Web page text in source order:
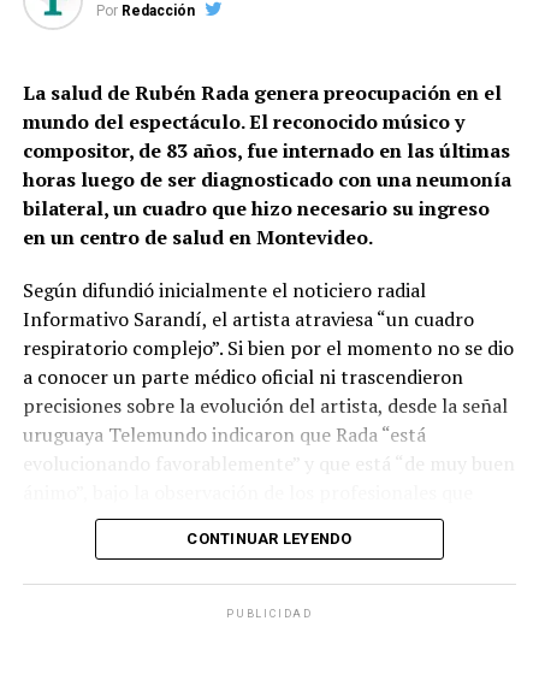
Por Redacción
La salud de Rubén Rada genera preocupación en el
mundo del espectáculo. El reconocido músico y
compositor, de 83 años, fue internado en las últimas
horas luego de ser diagnosticado con una neumonía
bilateral, un cuadro que hizo necesario su ingreso
en un centro de salud en Montevideo.
Según difundió inicialmente el noticiero radial
Informativo Sarandí, el artista atraviesa “un cuadro
respiratorio complejo”. Si bien por el momento no se dio
a conocer un parte médico oficial ni trascendieron
precisiones sobre la evolución del artista, desde la señal
uruguaya Telemundo indicaron que Rada “está
evolucionando favorablemente” y que está “de muy buen
siguen de cerca su estado.
dentro del ambiente artístico rioplatense. A pesar de su
CONTINUAR LEYENDO
PUBLICIDAD